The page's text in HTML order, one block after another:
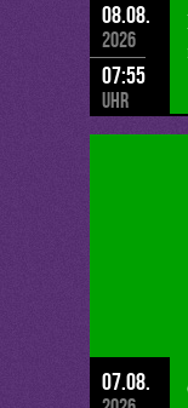
08.08.
2026
07:55
Uhr
07.08.